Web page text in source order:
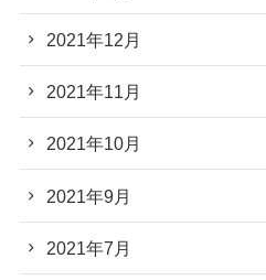
2021年12月
2021年11月
2021年10月
2021年9月
2021年7月